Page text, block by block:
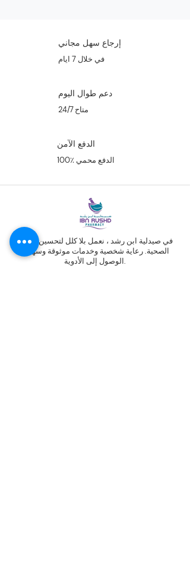
إرجاع سهل مجاني
في خلال 7 ايام
دعم طوال اليوم
متاح 24/7
الدفع الآمن
100٪ الدفع محمي
في صيدلية ابن رشد ، نعمل بلا كلل لتحسين النتائج
الصحية. رعاية شخصية وخدمات موثوقة وسهولة
الوصول إلى الأدوية.